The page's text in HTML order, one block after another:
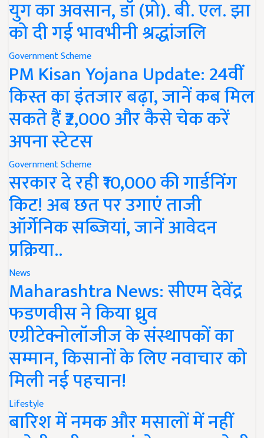
युग का अवसान, डॉ (प्रो). बी. एल. झा
को दी गई भावभीनी श्रद्धांजलि
Government Scheme
PM Kisan Yojana Update: 24वीं
किस्त का इंतजार बढ़ा, जानें कब मिल
सकते हैं ₹2,000 और कैसे चेक करें
अपना स्टेटस
Government Scheme
सरकार दे रही ₹10,000 की गार्डनिंग
किट! अब छत पर उगाएं ताजी
ऑर्गेनिक सब्जियां, जानें आवेदन
प्रक्रिया..
News
Maharashtra News: सीएम देवेंद्र
फडणवीस ने किया ध्रुव
एग्रीटेक्नोलॉजीज के संस्थापकों का
सम्मान, किसानों के लिए नवाचार को
मिली नई पहचान!
Lifestyle
बारिश में नमक और मसालों में नहीं